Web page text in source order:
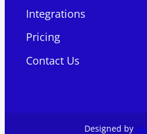
Integrations
Pricing
Contact Us
Designed by